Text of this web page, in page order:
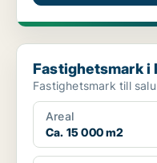
Fastighetsmark i Flen,
Fastighetsmark i
Fastighetsmark till
Areal
Ca. 15 000 m2